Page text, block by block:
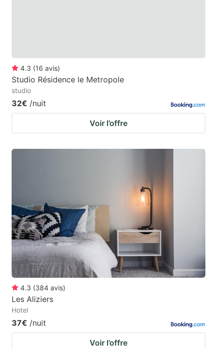
4.3 (16 avis)
Studio Résidence le Metropole
studio
32€ /nuit
Voir l’offre
4.3 (384 avis)
Les Aliziers
Hotel
37€ /nuit
Voir l’offre